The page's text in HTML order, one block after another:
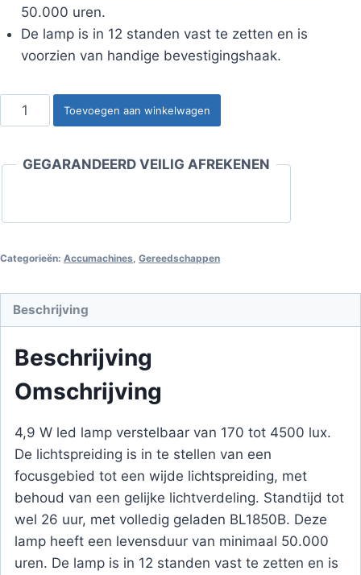
50.000 uren.
De lamp is in 12 standen vast te zetten en is
voorzien van handige bevestigingshaak.
Zaklamp
Makita
LXT
18
Toevoegen aan winkelwagen
GEGARANDEERD VEILIG AFREKENEN
Categorieën: Accumachines, Gereedschappen
Beschrijving
Beschrijving
Omschrijving
4,9 W led lamp verstelbaar van 170 tot 4500 lux.
De lichtspreiding is in te stellen van een
focusgebied tot een wijde lichtspreiding, met
behoud van een gelijke lichtverdeling. Standtijd tot
wel 26 uur, met volledig geladen BL1850B. Deze
lamp heeft een levensduur van minimaal 50.000
uren. De lamp is in 12 standen vast te zetten en is